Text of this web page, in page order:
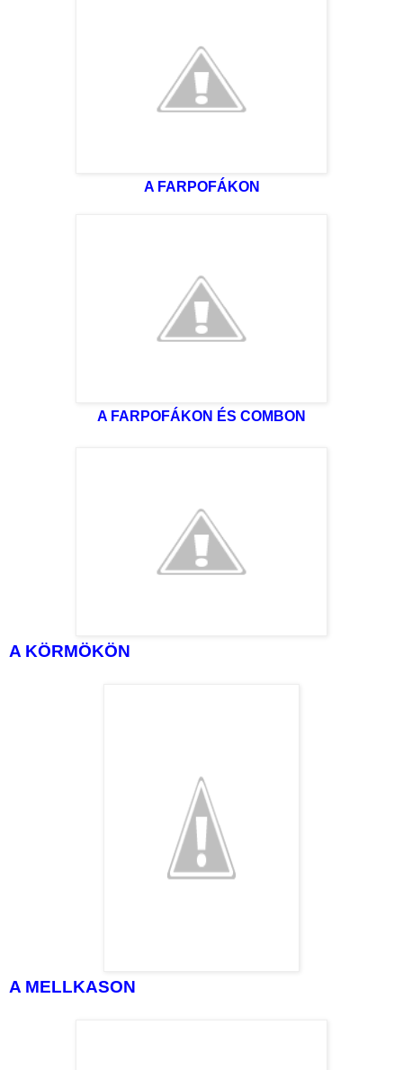
A FARPOFÁKON
A FARPOFÁKON ÉS COMBON
A KÖRMÖKÖN
A MELLKASON